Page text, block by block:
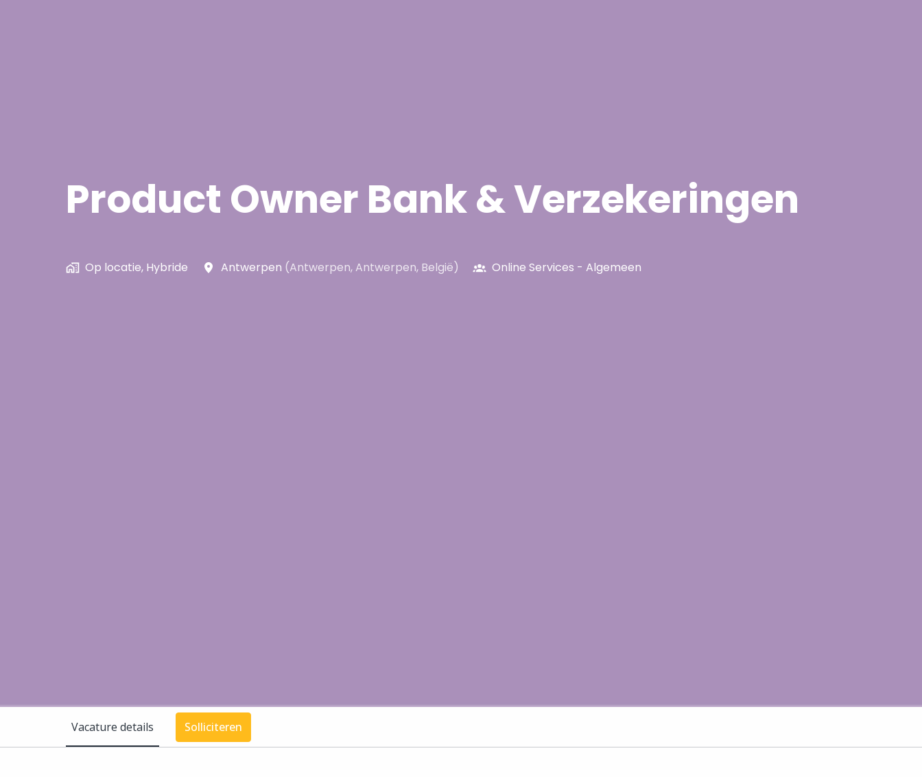
Product Owner Bank & Verzekeringen
Op locatie, Hybride Antwerpen (Antwerpen,Antwerpen, België) Online Services - Algemeen
Vacature details Solliciteren